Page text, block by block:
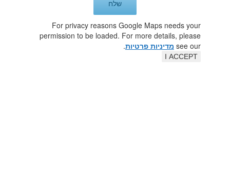
For privacy reasons Google Maps needs your
permission to be loaded. For more details, please
see our מדיניות פרטיות.
I ACCEPT